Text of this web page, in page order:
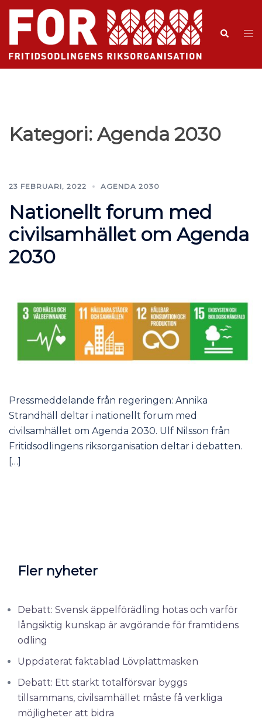
Kategori: Agenda 2030
23 FEBRUARI, 2022 AGENDA 2030
Nationellt forum med
civilsamhället om Agenda
2030
Pressmeddelande från regeringen: Annika
Strandhäll deltar i nationellt forum med
civilsamhället om Agenda 2030. Ulf Nilsson från
Fritidsodlingens riksorganisation deltar i debatten.
[…]
Fler nyheter
Debatt: Svensk äppelförädling hotas och varför
långsiktig kunskap är avgörande för framtidens
odling
Uppdaterat faktablad Lövplattmasken
Debatt: Ett starkt totalförsvar byggs
tillsammans, civilsamhället måste få verkliga
möjligheter att bidra